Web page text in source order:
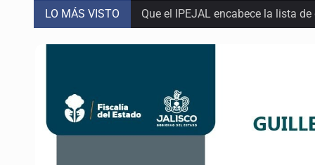
LO MÁS VISTO Que el IPEJAL encabece la lista
Critican inoperancia de la ASEJ
Ex policía es detenido por
Vecinos de Mirador de San Isidro